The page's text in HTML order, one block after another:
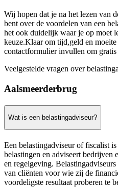
Wij hopen dat je na het lezen van
bent over de voordelen van een
het ook duidelijk waar je op moet
keuze.Klaar om tijd,geld en moeite
contactformulier invullen om gratis
Veelgestelde vragen over
Aalsmeerderbrug
Wat is een belastingadviseur?
Een belastingadviseur of fiscalist
belastingen en adviseert bedrijven
en regelgeving.
van cliënten voor wie zij de
voordeligste resultaat proberen te